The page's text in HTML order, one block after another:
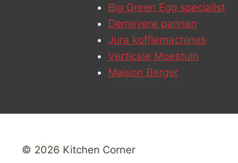
Big Green Egg specialist
Demeyere pannen
Jura koffiemachines
Verticale Moestuin
Maison Berger
© 2026 Kitchen Corner